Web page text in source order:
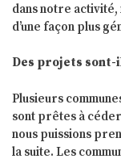
dans notre
d’une façon plus
Des projets sont-
Plusieurs
sont prêtes à
nous puissions
la suite. Les